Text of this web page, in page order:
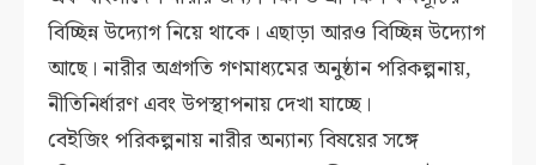
বিচ্ছিন্ন উদ্যোগ নিয়ে থাকে। এছাড়া আরও বিচ্ছিন্ন উদ্যোগ
আছে। নারীর অগ্রগতি গণমাধ্যমের অনুষ্ঠান পরিকল্পনায়,
নীতিনির্ধারণ এবং উপস্থাপনায় দেখা যাচ্ছে।
বেইজিং পরিকল্পনায় নারীর অন্যান্য বিষয়ের সঙ্গে